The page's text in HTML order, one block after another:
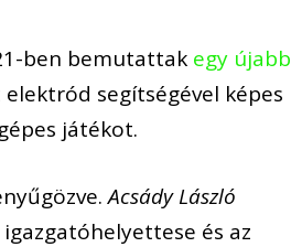
ben bemutattak egy újabb
segítségével képes
játékot.
Acsády László
és az